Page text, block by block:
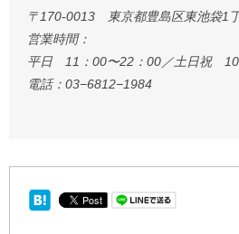
〒170-0013 東京都豊島区東池袋1
営業時間：
平日 11：00〜22：00／土日祝 10
電話：03−6812−1984